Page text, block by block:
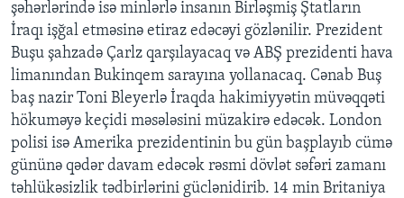
MEDIA AZADLIĞI
BAŞ MƏQALƏ
LEARNING ENGLISH
BIZI IZLƏYIN
şəhərlərində isə minlərlə insanın Birləşmiş Ştatların
İraqı işğal etməsinə etiraz edəcəyi gözlənilir. Prezident
Buşu şahzadə Çarlz qarşılayacaq və ABŞ prezidenti hava
limanından Bukinqem sarayına yollanacaq. Cənab Buş
baş nazir Toni Bleyerlə İraqda hakimiyyətin müvəqqəti
hökuməyə keçidi məsələsini müzakirə edəcək. London
polisi isə Amerika prezidentinin bu gün başplayıb cümə
gününə qədər davam edəcək rəsmi dövlət səfəri zamanı
təhlükəsizlik tədbirlərini güclənidirib. 14 min Britaniya